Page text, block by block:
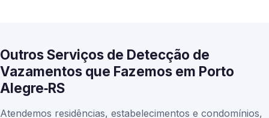
Outros Serviços de Detecção de
Vazamentos que Fazemos em Porto
Alegre‑RS
Atendemos residências, estabelecimentos e condomínios,